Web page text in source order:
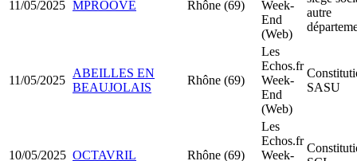
11/05/2025 MPROOVE Rhône (69)
Week-
End
(Web)
autre
11/05/2025
ABEILLES EN
BEAUJOLAIS
Rhône (69)
Les
Echos.fr
Week-
End
(Web)
SASU
10/05/2025 OCTAVRIL Rhône (69)
Les
Echos.fr
Week-